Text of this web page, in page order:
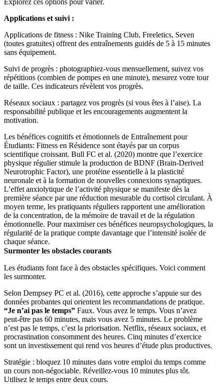
Explorez ces options pour varier.
Applications et suivi :
Applications de fitness : Nike Training Club, Freeletics, Seven
(toutes gratuites) offrent des entraînements guidés de 5 à 15 minutes
sans équipement.
Suivi de progrès : photographiez-vous mensuellement, suivez vos
répétitions (combien de pompes en une minute), mesurez votre tour
de taille. Ces indicateurs révèlent vos progrès.
Réseaux sociaux : partagez vos progrès (si vous êtes à l’aise). La
responsabilité publique et les encouragements augmentent la
motivation.
Les bénéfices cognitifs et émotionnels de Entraînement pour
Étudiants: Fitness en Résidence sont étayés par un corpus
scientifique croissant. Bull FC et al. (2020) montre que l’exercice
physique régulier stimule la production de BDNF (Brain-Derived
Neurotrophic Factor), une protéine essentielle à la plasticité
neuronale et à la formation de nouvelles connexions synaptiques.
L’effet anxiolytique de l’activité physique se manifeste dès la
première séance par une réduction mesurable du cortisol circulant. À
moyen terme, les pratiquants réguliers rapportent une amélioration
de la concentration, de la mémoire de travail et de la régulation
émotionnelle. Pour maximiser ces bénéfices neuropsychologiques, la
régularité de la pratique compte davantage que l’intensité isolée de
chaque séance.
Surmonter les obstacles courants
Les étudiants font face à des obstacles spécifiques. Voici comment
les surmonter.
Selon Dempsey PC et al. (2016), cette approche s’appuie sur des
données probantes qui orientent les recommandations de pratique.
“Je n’ai pas le temps” Faux. Vous avez le temps. Vous n’avez
peut-être pas 60 minutes, mais vous avez 5 minutes. Le problème
n’est pas le temps, c’est la priorisation. Netflix, réseaux sociaux, et
procrastination consomment des heures. Cinq minutes d’exercice
sont un investissement qui rend vos heures d’étude plus productives.
Stratégie : bloquez 10 minutes dans votre emploi du temps comme
un cours non-négociable. Réveillez-vous 10 minutes plus tôt.
Utilisez le temps entre deux cours.